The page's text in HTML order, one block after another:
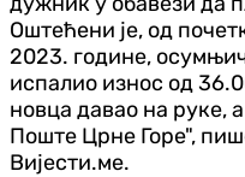
Оштећени је, од
2023. године,
испалио износ од
новца давао на руке,
Поште Црне Горе",
Вијести.ме.